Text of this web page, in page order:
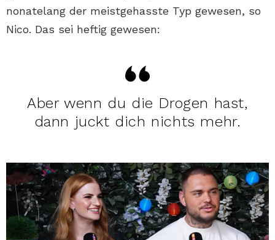
nonatelang der meistgehasste Typ gewesen, so
Nico. Das sei heftig gewesen:
Aber wenn du die Drogen hast,
dann juckt dich nichts mehr.